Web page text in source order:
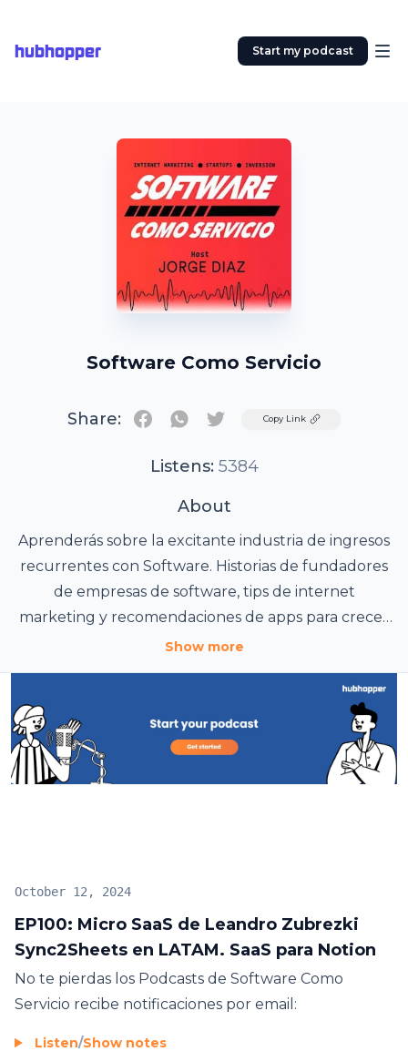
hubhopper Start my podcast
Software Como Servicio
Share: TwitterCopy Link
Listens: 5384
About
Aprenderás sobre la excitante industria de ingresos
recurrentes con Software. Historias de fundadores
de empresas de software, tips de internet
marketing y recomendaciones de apps para crecer
tu negocio. Soy Jorge Díaz y te doy la bienvenida al
Show more
EP100: Micro SaaS de Leandro Zubrezki
Sync2Sheets en LATAM. SaaS para Notion
October 12, 2024
No te pierdas los Podcasts de Software Como
Servicio recibe notificaciones por email:
Listen/Show notes